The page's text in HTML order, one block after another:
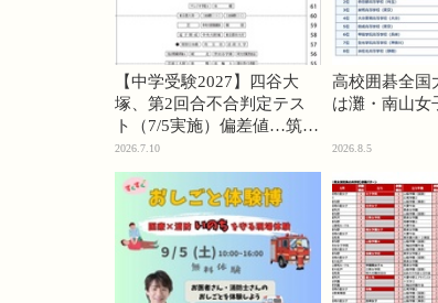
【中学受験2027】四谷大
塚、第2回合不合判定テス
ト（7/5実施）偏差値…筑駒
74・桜蔭70＜PR＞
2026.7.10
高校囲碁全国
は灘・南山女
2026.8.5